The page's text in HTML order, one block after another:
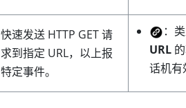
快速发送 HTTP GET 请
求到指定 URL，以上报
特定事件。
：
URL
话机有